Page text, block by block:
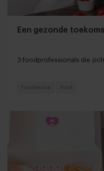
Een gezonde
3 foodprofessionals die
Foodservice Food